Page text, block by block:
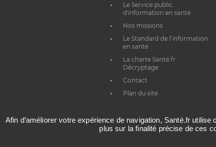
Le Service public
d'information en santé
Nos missions
Le Standard de l’information
en santé
La charte Santé.fr
Décryptage
Contact
Plan du site
Afin d’améliorer votre expérience de navigation, Santé.fr
plus sur la finalité précise de ces